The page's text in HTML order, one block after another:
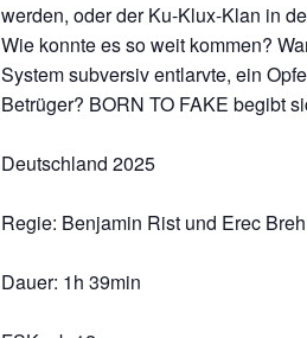
werden, oder der Ku-Klux-Klan in
Wie konnte es so weit kommen?
System subversiv entlarvte, ein
Betrüger? BORN TO FAKE begibt
Deutschland 2025
Regie: Benjamin Rist und Erec
Dauer: 1h 39min